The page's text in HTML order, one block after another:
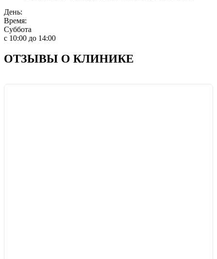
День:
Время:
Суббота
с 10:00 до 14:00
ОТЗЫВЫ О КЛИНИКЕ